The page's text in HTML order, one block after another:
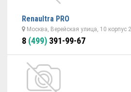
Renaultra PRO
Москва, Верейская улица, 10 корпус
8 (499) 391-99-67